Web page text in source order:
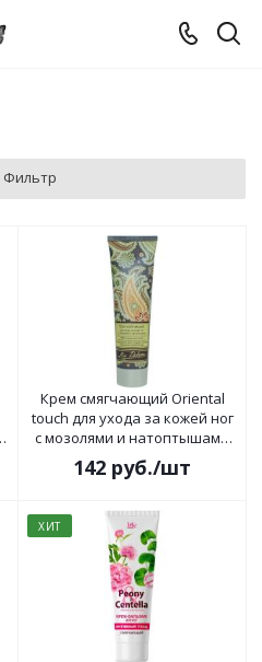
Фильтр
Крем смягчающий Oriental
touch для ухода за кожей ног
с мозолями и натоптышами
100г
142 руб./шт
ХИТ